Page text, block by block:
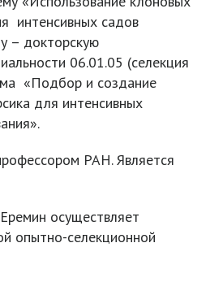
интенсивных садов
– докторскую
06.01.05 (селекция
«Подбор и создание
для интенсивных
РАН. Является
осуществляет
опытно-селекционной